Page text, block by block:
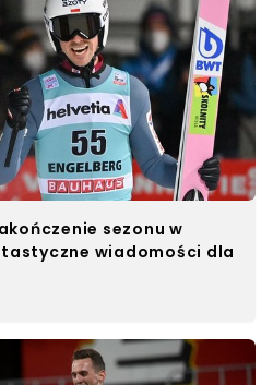
sezonu w
wiadomości dla